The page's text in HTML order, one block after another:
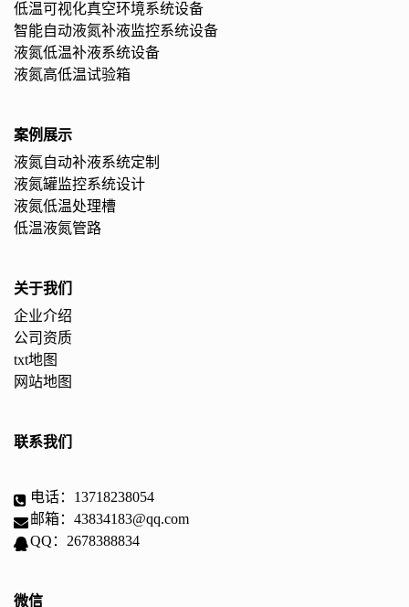
低温可视化真空环境系统设备
智能自动液氮补液监控系统设备
液氮低温补液系统设备
液氮高低温试验箱
案例展示
液氮自动补液系统定制
液氮罐监控系统设计
液氮低温处理槽
低温液氮管路
关于我们
企业介绍
公司资质
txt地图
网站地图
联系我们
电话：13718238054
邮箱：43834183@qq.com
QQ：2678388834
微信